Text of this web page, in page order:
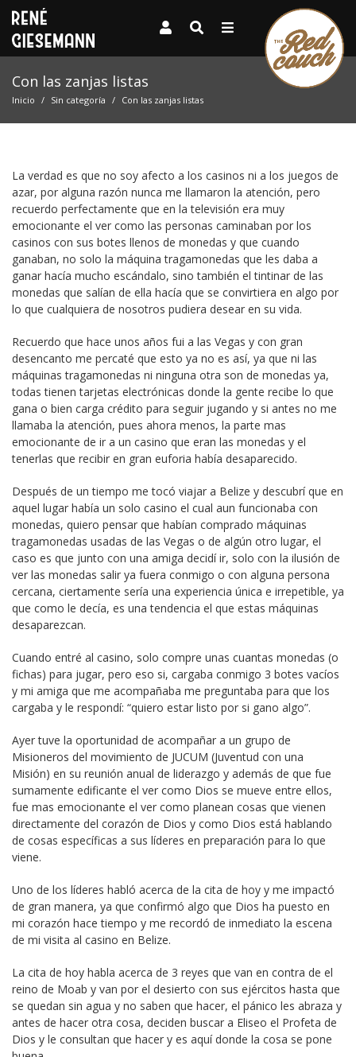
Con las zanjas listas
Inicio Sin categoría Con las zanjas listas
La verdad es que no soy afecto a los casinos ni a los juegos de
azar, por alguna razón nunca me llamaron la atención, pero
recuerdo perfectamente que en la televisión era muy
emocionante el ver como las personas caminaban por los
casinos con sus botes llenos de monedas y que cuando
ganaban, no solo la máquina tragamonedas que les daba a
ganar hacía mucho escándalo, sino también el tintinar de las
monedas que salían de ella hacía que se convirtiera en algo por
lo que cualquiera de nosotros pudiera desear en su vida.
Recuerdo que hace unos años fui a las Vegas y con gran
desencanto me percaté que esto ya no es así, ya que ni las
máquinas tragamonedas ni ninguna otra son de monedas ya,
todas tienen tarjetas electrónicas donde la gente recibe lo que
gana o bien carga crédito para seguir jugando y si antes no me
llamaba la atención, pues ahora menos, la parte mas
emocionante de ir a un casino que eran las monedas y el
tenerlas que recibir en gran euforia había desaparecido.
Después de un tiempo me tocó viajar a Belize y descubrí que en
aquel lugar había un solo casino el cual aun funcionaba con
monedas, quiero pensar que habían comprado máquinas
tragamonedas usadas de las Vegas o de algún otro lugar, el
caso es que junto con una amiga decidí ir, solo con la ilusión de
ver las monedas salir ya fuera conmigo o con alguna persona
cercana, ciertamente sería una experiencia única e irrepetible, ya
que como le decía, es una tendencia el que estas máquinas
desaparezcan.
Cuando entré al casino, solo compre unas cuantas monedas (o
fichas) para jugar, pero eso si, cargaba conmigo 3 botes vacíos
y mi amiga que me acompañaba me preguntaba para que los
cargaba y le respondí: “quiero estar listo por si gano algo”.
Ayer tuve la oportunidad de acompañar a un grupo de
Misioneros del movimiento de JUCUM (Juventud con una
Misión) en su reunión anual de liderazgo y además de que fue
sumamente edificante el ver como Dios se mueve entre ellos,
fue mas emocionante el ver como planean cosas que vienen
directamente del corazón de Dios y como Dios está hablando
de cosas específicas a sus líderes en preparación para lo que
viene.
Uno de los líderes habló acerca de la cita de hoy y me impactó
de gran manera, ya que confirmó algo que Dios ha puesto en
mi corazón hace tiempo y me recordó de inmediato la escena
de mi visita al casino en Belize.
La cita de hoy habla acerca de 3 reyes que van en contra de el
reino de Moab y van por el desierto con sus ejércitos hasta que
se quedan sin agua y no saben que hacer, el pánico les abraza y
antes de hacer otra cosa, deciden buscar a Eliseo el Profeta de
Dios y le consultan que hacer y es aquí donde la cosa se pone